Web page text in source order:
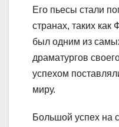
Его пьесы стали
странах, таких
был одним из
драматургов
успехом
миру.
Большой успех на